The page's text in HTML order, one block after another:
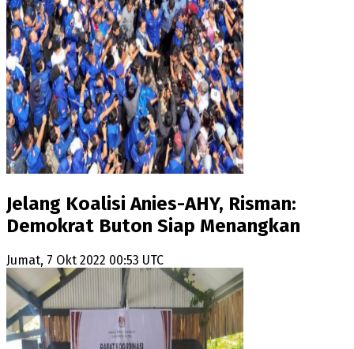
Jelang Koalisi Anies-AHY, Risman:
Demokrat Buton Siap Menangkan
Jumat, 7 Okt 2022 00:53 UTC